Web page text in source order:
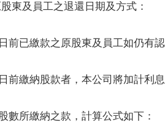
東及員工之退還日期及方式：
前已繳款之原股東及員工如仍有
前繳納股款者，本公司將加計利
數所繳納之款，計算公式如下：